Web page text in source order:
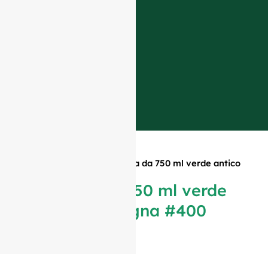
Bottiglia da 750 ml verde antico
Bottiglia da 750 ml verde
antico Borgogna #400